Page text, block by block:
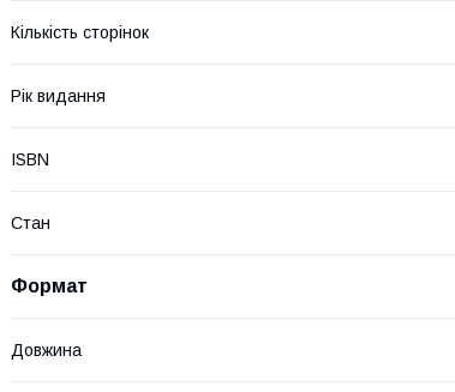
Кількість сторінок
Рік видання
ISBN
Стан
Формат
Довжина